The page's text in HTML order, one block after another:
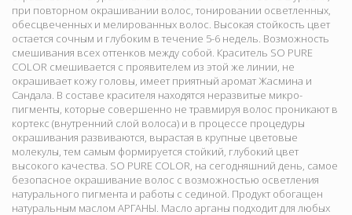
при повторном окрашивании волос, тонировании осветленных,
обесцвеченных и мелированных волос. Высокая стойкость цвет
остается сочным и глубоким в течение 5-6 недель. Возможность
смешивания всех оттенков между собой. Краситель SO PURE
COLOR смешивается с проявителем из этой же линии, не
окрашивает кожу головы, имеет приятный аромат Жасмина и
Сандала. В составе красителя находятся неразвитые микро-
пигменты, которые совершенно не травмируя волос проникают в
кортекс (внутренний слой волоса) и в процессе процедуры
окрашивания развиваются, вырастая в крупные цветовые
молекулы, тем самым формируется стойкий, глубокий цвет
высокого качества. SO PURE COLOR, на сегодняшний день, самое
безопасное окрашивание волос с возможностью осветления
натурального пигмента и работы с сединой. Продукт обогащен
натуральным маслом АРГАНЫ. Масло арганы подходит для любых